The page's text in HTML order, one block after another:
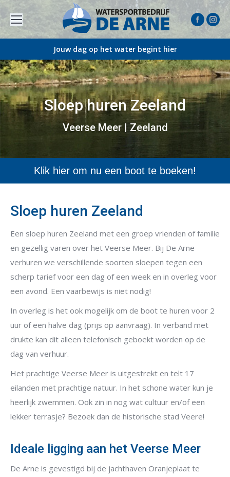
page
in
new
window
page
in
new
Sloep huren Zeeland
Veerse Meer | Zeeland
Je bent hier:
Jouw dag op het water begint hier
Klik hier om nu een boot te boeken!
Sloep huren Zeeland
Een sloep huren Zeeland met een groep vrienden of familie
en gezellig varen over het Veerse Meer. Bij De Arne
verhuren we verschillende soorten sloepen tegen een
scherp tarief voor een dag of een week en in overleg voor
een avond. Een vaarbewijs is niet nodig!
In overleg is het ook mogelijk om de boot te huren voor 2
uur of een halve dag (prijs op aanvraag). In verband met
drukte kan dit alleen telefonisch geboekt worden op de
dag van verhuur.
Het prachtige Veerse Meer is uitgestrekt en telt 17
eilanden met prachtige natuur. In het schone water kun je
heerlijk zwemmen. Ook zin in nog wat cultuur en/of een
lekker terrasje? Bezoek dan de historische stad Veere!
Ideale ligging aan het Veerse Meer
De Arne is gevestigd bij de jachthaven Oranjeplaat te